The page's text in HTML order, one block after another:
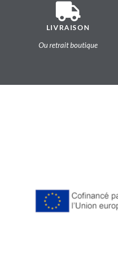
LIVRAISON
Ou retrait boutique